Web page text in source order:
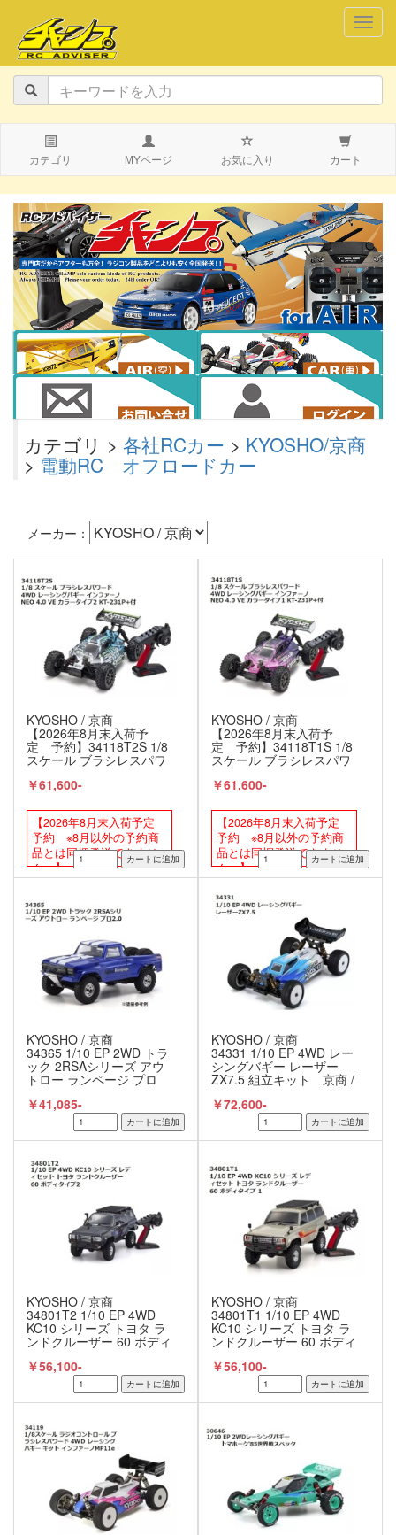
カテゴリ MYページ お気に入り カート
カテゴリ > 各社RCカー > KYOSHO/京商
> 電動RC オフロードカー
メーカー：
KYOSHO / 京商
【2026年8月末入荷予
定 予約】34118T2S 1/8
スケール ブラシレスパワ
ー インファーノ
KT-231P+付 京商 /
KYOSHO
￥61,600-
【2026年8月末入荷予定
予約 ※8月以外の予約商
品とは同梱発送できませ
ん。】
KYOSHO / 京商
【2026年8月末入荷予
定 予約】34118T1S 1/8
スケール ブラシレスパワ
ー インファーノ
KT-231P+付 京商 /
KYOSHO
￥61,600-
【2026年8月末入荷予定
予約 ※8月以外の予約商
品とは同梱発送できませ
ん。】
KYOSHO / 京商
34365 1/10 EP 2WD トラ
ック 2RSAシリーズ アウ
トロー ランページ プロ
2.0 京商 / KYOSHO
￥41,085-
KYOSHO / 京商
34331 1/10 EP 4WD レー
シングバギー レーザー
ZX7.5 組立キット 京商 /
KYOSHO
￥72,600-
KYOSHO / 京商
34801T2 1/10 EP 4WD
KC10 シリーズ トヨタ ラ
ンドクルーザー 60 ボディ
タイプ2 レディセット
京商 / KYOSHO
￥56,100-
KYOSHO / 京商
34801T1 1/10 EP 4WD
KC10 シリーズ トヨタ ラ
ンドクルーザー 60 ボディ
タイプ 1 レディセット
京商 / KYOSHO
￥56,100-